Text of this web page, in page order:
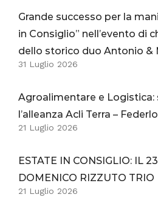
Grande successo per la
in Consiglio” nell’evento di
dello storico duo Antonio &
31 Luglio 2026
Agroalimentare e Logistica:
l’alleanza Acli Terra –
21 Luglio 2026
ESTATE IN CONSIGLIO: IL
DOMENICO RIZZUTO TRIO
21 Luglio 2026